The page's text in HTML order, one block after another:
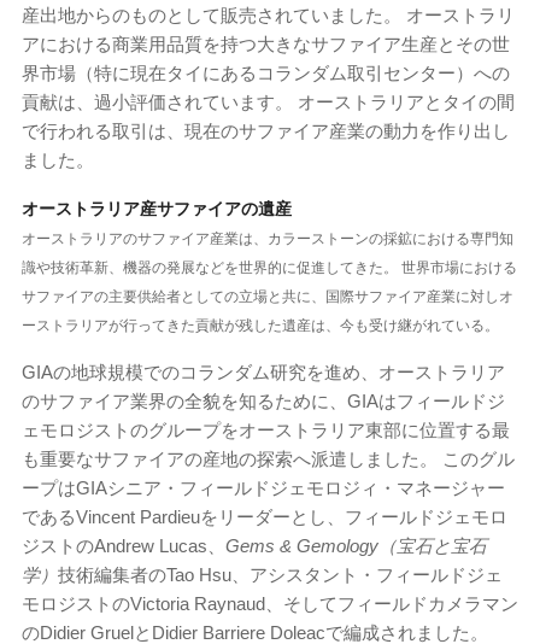
産出地からのものとして販売されていました。 オーストラリ
アにおける商業用品質を持つ大きなサファイア生産とその世
界市場（特に現在タイにあるコランダム取引センター）への
貢献は、過小評価されています。 オーストラリアとタイの間
で行われる取引は、現在のサファイア産業の動力を作り出し
ました。
オーストラリア産サファイアの遺産
オーストラリアのサファイア産業は、カラーストーンの採鉱における専門知
識や技術革新、機器の発展などを世界的に促進してきた。 世界市場における
サファイアの主要供給者としての立場と共に、国際サファイア産業に対しオ
ーストラリアが行ってきた貢献が残した遺産は、今も受け継がれている。
GIAの地球規模でのコランダム研究を進め、オーストラリア
のサファイア業界の全貌を知るために、GIAはフィールドジ
ェモロジストのグループをオーストラリア東部に位置する最
も重要なサファイアの産地の探索へ派遣しました。 このグル
ープはGIAシニア・フィールドジェモロジィ・マネージャー
であるVincent Pardieuをリーダーとし、フィールドジェモロ
ジストのAndrew Lucas、 Gems & Gemology（宝石と宝石
学） 技術編集者のTao Hsu、アシスタント・フィールドジェ
モロジストのVictoria Raynaud、そしてフィールドカメラマン
のDidier GruelとDidier Barriere Doleacで編成されました。